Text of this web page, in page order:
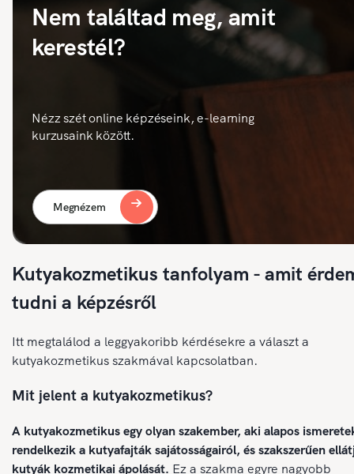
Nem találtad meg, amit
kerestél?
Nézz szét online képzéseink, e-learning
kurzusaink között.
Megnézem
Kutyakozmetikus tanfolyam - amit
tudni a képzésről
Itt megtalálod a leggyakoribb kérdésekre a választ a
kutyakozmetikus szakmával kapcsolatban.
Mit jelent a kutyakozmetikus?
A kutyakozmetikus egy olyan szakember, aki alapos
rendelkezik a kutyafajták sajátosságairól, és szakszerűen
kutyák kozmetikai ápolását. Ez a szakma egyre nagyobb